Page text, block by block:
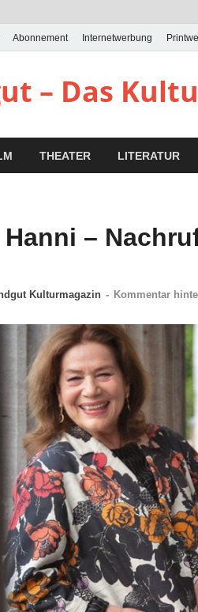
Abonnement Internetwerbung
– Das
THEATER LITERATUR
–
Kulturmagazin - Kommentar